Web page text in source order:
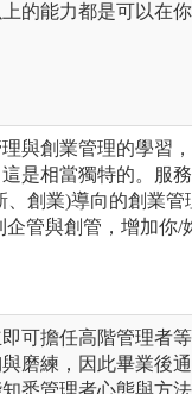
的能力都是可以在
與創業管理的學習
是相當獨特的。服
、創業)導向的創業
管與創管，增加你/
可擔任高階管理者
磨練，因此畢業後